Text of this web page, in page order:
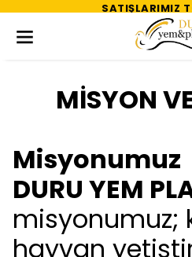
SATIŞLARIMIZ
MİSYON
Misyonumuz
DURU YEM
misyonumuz;
hayvan